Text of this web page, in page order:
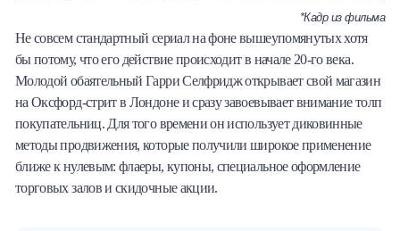
*Кадр из фильма
Не совсем стандартный сериал на фоне вышеупомянутых хотя
бы потому, что его действие происходит в начале 20-го века.
Молодой обаятельный Гарри Селфридж открывает свой магазин
на Оксфорд-стрит в Лондоне и сразу завоевывает внимание толп
покупательниц. Для того времени он использует диковинные
методы продвижения, которые получили широкое применение
ближе к нулевым: флаеры, купоны, специальное оформление
торговых залов и скидочные акции.